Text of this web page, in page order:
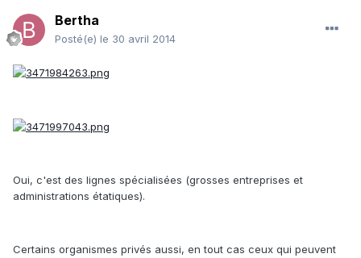
Bertha
Posté(e) le 30 avril 2014
Oui, c'est des lignes spécialisées (grosses entreprises et
administrations étatiques).
Certains organismes privés aussi, en tout cas ceux qui peuvent